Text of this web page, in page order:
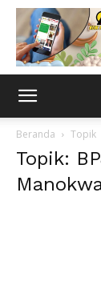
Beranda Topik
Topik: